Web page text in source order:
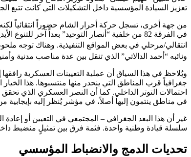
تعزيز السيادة المؤسسية داخل التشكيلات التي كانت تتبع
في الفرقة 82 من خلفية “أنصار التوحيد” بعداً
انتقالي/مرحلي في بعض المواقع التنفيذية. وهناك توجه
ونائبه “أحمد الدالاتي” الذي تنقل بين عدة مناصب مدنية
ويُلاحظ في هذا السياق أن عملية التعيينات العسكرية رافقها
جغرافياً قرب المناطق التي ينحدر منها منتسبوها. هذا
احتمالات التوتر الداخلي. كما أن النصر العسكري الذي
في مناطق ينتمون إليها أصلاً، في مؤشر يُنظر إليه بإيجابية من
غير أن هذا البعد الجغرافي – المجتمعي في التعيين أو
سلسلة قيادة وطنية واحدة. فثمة فرق بين تمثيلٍ منضبط
تحديات الدمج والانضباط المؤسسي